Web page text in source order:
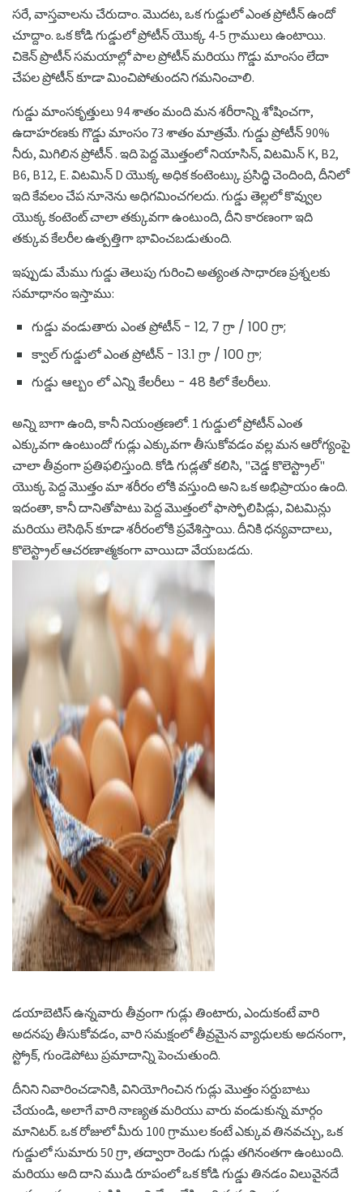
సరే, వాస్తవాలను చేరుదాం. మొదట, ఒక గుడ్డులో ఎంత ప్రోటీన్ ఉందో
చూద్దాం. ఒక కోడి గుడ్డులో ప్రోటీన్ యొక్క 4-5 గ్రాములు ఉంటాయి.
చికెన్ ప్రొటీన్ సమయాల్లో పాల ప్రోటీన్ మరియు గొడ్డు మాంసం లేదా
చేపల ప్రోటీన్ కూడా మించిపోతుందని గమనించాలి.
గుడ్డు మాంసకృత్తులు 94 శాతం మంది మన శరీరాన్ని శోషించగా,
ఉదాహరణకు గొడ్డు మాంసం 73 శాతం మాత్రమే. గుడ్డు ప్రోటీన్ 90%
నీరు, మిగిలిన ప్రోటీన్ . ఇది పెద్ద మొత్తంలో నియాసిన్, విటమిన్ K, B2,
B6, B12, E. విటమిన్ D యొక్క అధిక కంటెంట్కు ప్రసిద్ధి చెందింది, దీనిలో
ఇది కేవలం చేప నూనెను అధిగమించగలదు. గుడ్డు తెల్లలో కొవ్వుల
యొక్క కంటెంట్ చాలా తక్కువగా ఉంటుంది, దీని కారణంగా ఇది
తక్కువ కేలరీల ఉత్పత్తిగా భావించబడుతుంది.
ఇప్పుడు మేము గుడ్డు తెలుపు గురించి అత్యంత సాధారణ ప్రశ్నలకు
సమాధానం ఇస్తాము:
గుడ్డు వండుతారు ఎంత ప్రోటీన్ - 12, 7 గ్రా / 100 గ్రా;
క్వాల్ గుడ్డులో ఎంత ప్రోటీన్ - 13.1 గ్రా / 100 గ్రా;
గుడ్డు ఆల్బం లో ఎన్ని కేలరీలు - 48 కిలో కేలరీలు.
అన్ని బాగా ఉంది, కానీ నియంత్రణలో. 1 గుడ్డులో ప్రోటీన్ ఎంత
ఎక్కువగా ఉంటుందో గుడ్లు ఎక్కువగా తీసుకోవడం వల్ల మన ఆరోగ్యంపై
చాలా తీవ్రంగా ప్రతిఫలిస్తుంది. కోడి గుడ్లతో కలిసి, "చెడ్డ కొలెస్ట్రాల్"
యొక్క పెద్ద మొత్తం మా శరీరం లోకి వస్తుంది అని ఒక అభిప్రాయం ఉంది.
ఇదంతా, కానీ దానితోపాటు పెద్ద మొత్తంలో ఫాస్ఫోలిపిడ్లు, విటమిన్లు
మరియు లెసిథిన్ కూడా శరీరంలోకి ప్రవేశిస్తాయి. దీనికి ధన్యవాదాలు,
కొలెస్ట్రాల్ ఆచరణాత్మకంగా వాయిదా వేయబడదు.
ad
డయాబెటిస్ ఉన్నవారు తీవ్రంగా గుడ్లు తింటారు, ఎందుకంటే వారి
అదనపు తీసుకోవడం, వారి సమక్షంలో తీవ్రమైన వ్యాధులకు అదనంగా,
స్ట్రోక్, గుండెపోటు ప్రమాదాన్ని పెంచుతుంది.
దీనిని నివారించడానికి, వినియోగించిన గుడ్లు మొత్తం సర్దుబాటు
చేయండి, అలాగే వారి నాణ్యత మరియు వారు వండుకున్న మార్గం
మానిటర్. ఒక రోజులో మీరు 100 గ్రాముల కంటే ఎక్కువ తినవచ్చు, ఒక
గుడ్డులో సుమారు 50 గ్రా, తద్వారా రెండు గుడ్లు తగినంతగా ఉంటుంది.
మరియు అది దాని ముడి రూపంలో ఒక కోడి గుడ్డు తినడం విలువైనదే